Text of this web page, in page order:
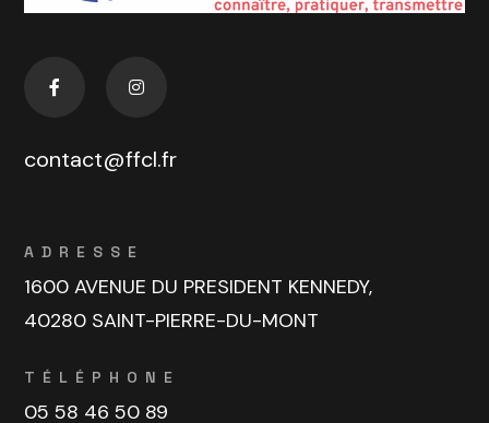
contact@ffcl.fr
ADRESSE
1600 AVENUE DU PRESIDENT KENNEDY,
40280 SAINT-PIERRE-DU-MONT
TÉLÉPHONE
05 58 46 50 89